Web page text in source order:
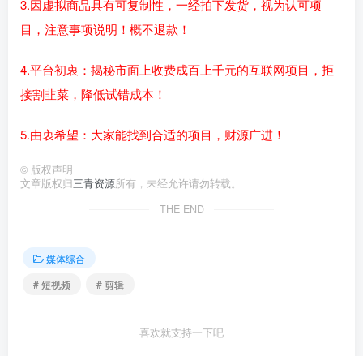
3.因虚拟商品具有可复制性，一经拍下发货，视为认可项
目，注意事项说明！概不退款！
4.平台初衷：揭秘市面上收费成百上千元的互联网项目，拒
接割韭菜，降低试错成本！
5.由衷希望：大家能找到合适的项目，财源广进！
© 版权声明
文章版权归三青资源所有，未经允许请勿转载。
THE END
媒体综合
# 短视频
# 剪辑
喜欢就支持一下吧